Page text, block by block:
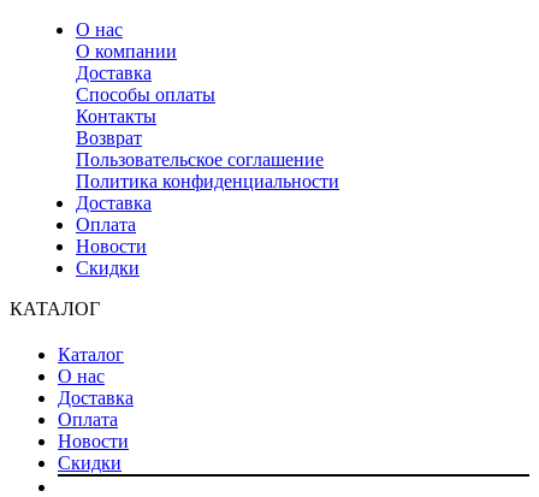
О нас
О компании
Доставка
Способы оплаты
Контакты
Возврат
Пользовательское соглашение
Политика конфиденциальности
Доставка
Оплата
Новости
Скидки
КАТАЛОГ
Каталог
О нас
Доставка
Оплата
Новости
Скидки